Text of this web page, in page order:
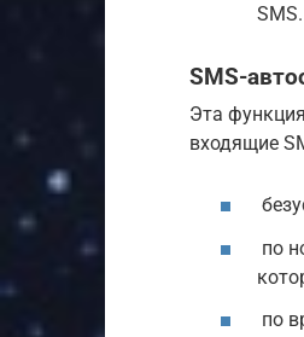
SMS.
SMS-
Эта
входящие
по
по